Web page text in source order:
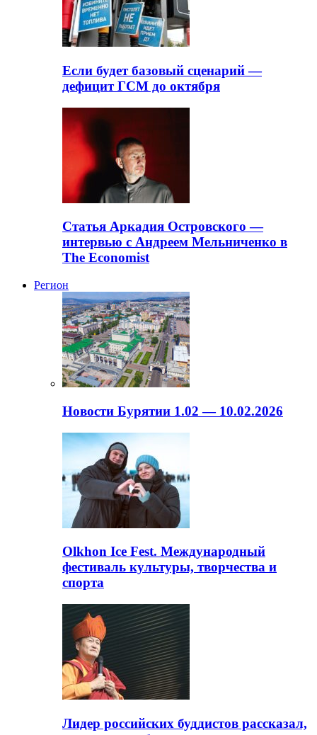
Если будет базовый сценарий —
дефицит ГСМ до октября
Статья Аркадия Островского —
интервью с Андреем Мельниченко в
The Economist
Регион
Новости Бурятии 1.02 — 10.02.2026
Olkhon Ice Fest. Международный
фестиваль культуры, творчества и
спорта
Лидер российских буддистов рассказал,